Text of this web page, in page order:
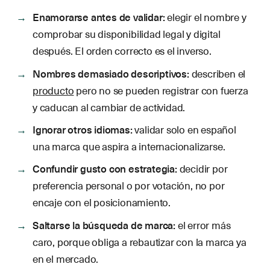
Enamorarse antes de validar:elegir el nombre y
comprobar su disponibilidad legal y digital
después. El orden correcto es el inverso.
Nombres demasiado descriptivos:describen el
productopero no se pueden registrar con fuerza
y caducan al cambiar de actividad.
Ignorar otros idiomas:validar solo en español
una marca que aspira a internacionalizarse.
Confundir gusto con estrategia:decidir por
preferencia personal o por votación, no por
encaje con el posicionamiento.
Saltarse la búsqueda de marca:el error más
caro, porque obliga a rebautizar con la marca ya
en el mercado.